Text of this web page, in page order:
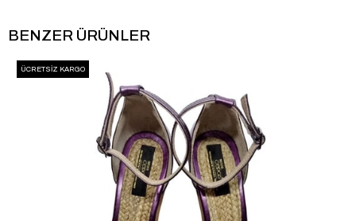
BENZER ÜRÜNLER
ÜCRETSIZ KARGO